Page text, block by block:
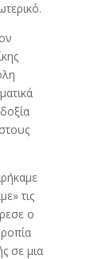
τις
ο
σε μια